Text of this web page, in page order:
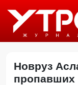
Новруз
пропавших